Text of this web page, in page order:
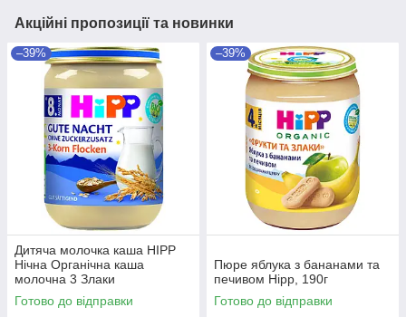
Акційні пропозиції та новинки
–39%
Дитяча молочка каша HIPP
Нічна Органічна каша
молочна 3 Злаки
"Надобраніч", від 8 місяців,
190г
Готово до відправки
–39%
Пюре яблука з бананами та
печивом Hipp, 190г
Готово до відправки